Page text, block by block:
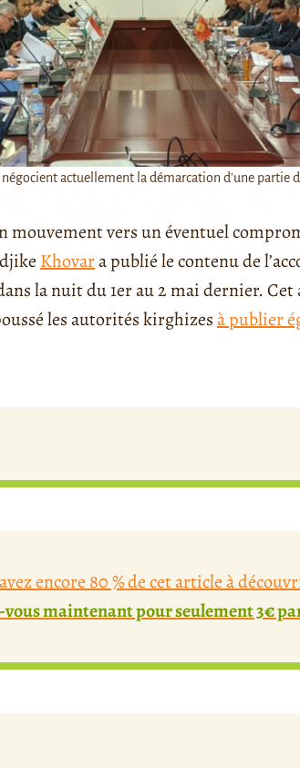
actuellement la démarcation d'une partie
mouvement vers un éventuel
Khovara publié le contenu de
la nuit du 1er au 2 mai dernier. Cet
les autorités kirghizesà publier
encore 80 % de cet article à
maintenant pour seulement 3€